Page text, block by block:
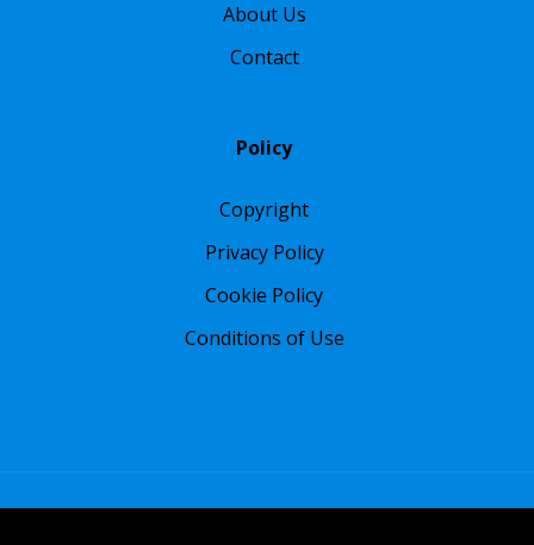
About Us
Contact
Policy
Copyright
Privacy Policy
Cookie Policy
Conditions of Use